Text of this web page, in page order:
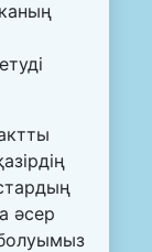
әсер